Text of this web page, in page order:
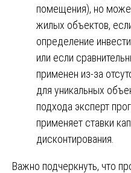
помещения), но
жилых объектов,
определение
или если
применен из-за
для уникальных
подхода эксперт
применяет ставки
дисконтирования.
Важно подчеркнуть, что